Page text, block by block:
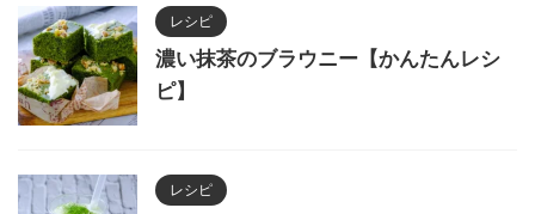
レシピ
濃い抹茶のブラウニー【かんたんレシ
ピ】
レシピ